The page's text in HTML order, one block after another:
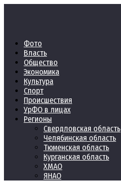
Фото
Власть
Общество
Экономика
Культура
Спорт
Происшествия
УрФО в лицах
Регионы
Свердловская область
Челябинская область
Тюменская область
Курганская область
ХМАО
ЯНАО